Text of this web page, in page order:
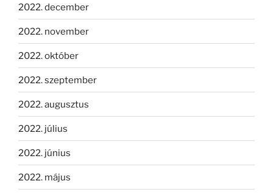
2022. december
2022. november
2022. október
2022. szeptember
2022. augusztus
2022. július
2022. június
2022. május